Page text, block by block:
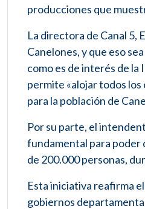
producciones que
La directora de Canal 5,
Canelones, y que eso
como es de interés de
permite «alojar todos
para la población de
Por su parte, el
fundamental para poder
de 200.000 personas,
Esta iniciativa reafirma
gobiernos